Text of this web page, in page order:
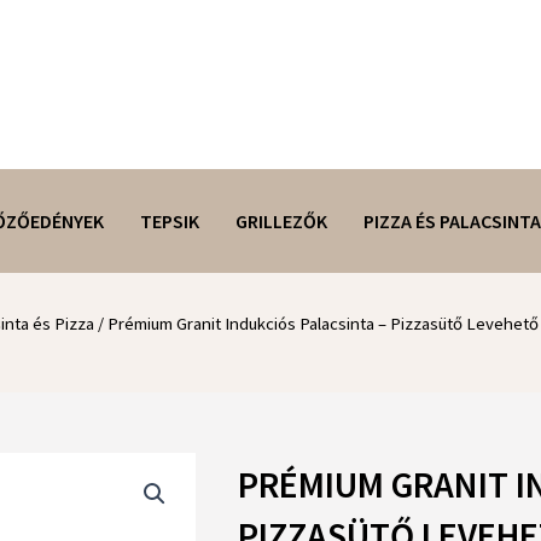
TEPSIK GRILLEZŐK PIZZA ÉS PALACSINTA
és Pizza / Prémium Granit Indukciós Palacsinta – Pizzasütő Levehető
PRÉMIUM GRANIT